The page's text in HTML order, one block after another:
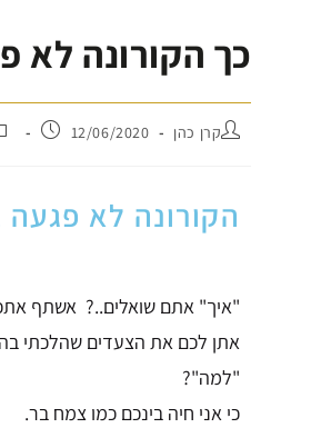
כך הקורונה לא
קרן כהן 12/06/2020
הקורונה לא
"איך" אתם שואלים..? אשתף
אתן לכם את הצעדים שהלכתי
"למה"?
כי אני חיה בינכם כמו צמח בר.